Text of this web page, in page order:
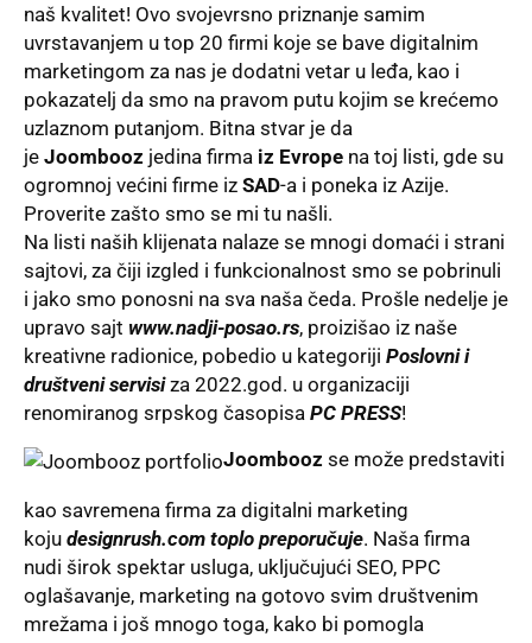
naš kvalitet! Ovo svojevrsno priznanje samim
uvrstavanjem u top 20 firmi koje se bave digitalnim
marketingom za nas je dodatni vetar u leđa, kao i
pokazatelj da smo na pravom putu kojim se krećemo
uzlaznom putanjom. Bitna stvar je da
je Joombooz jedina firma iz Evrope na toj listi, gde su
ogromnoj većini firme iz SAD-a i poneka iz Azije.
Proverite zašto smo se mi tu našli.
Na listi naših klijenata nalaze se mnogi domaći i strani
sajtovi, za čiji izgled i funkcionalnost smo se pobrinuli
i jako smo ponosni na sva naša čeda. Prošle nedelje je
upravo sajt www.nadji-posao.rs, proizišao iz naše
kreativne radionice, pobedio u kategoriji Poslovni i
društveni servisiza 2022.god. u organizaciji
renomiranog srpskog časopisa PC PRESS!
Joombooz se može predstaviti
kao savremena firma za digitalni marketing
koju designrush.com toplo preporučuje. Naša firma
nudi širok spektar usluga, uključujući SEO, PPC
oglašavanje, marketing na gotovo svim društvenim
mrežama i još mnogo toga, kako bi pomogla